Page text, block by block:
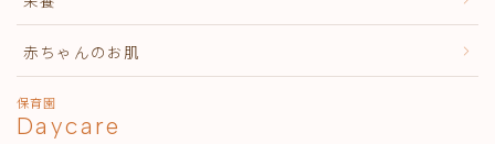
赤ちゃんのお肌
保育園
Daycare